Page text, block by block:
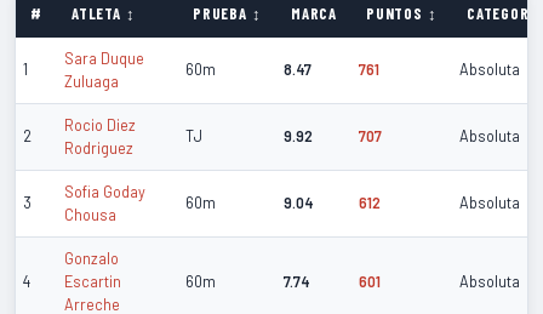
# ATLETA ↕ PRUEBA ↕ MARCA PUNTOS ↕
1
Sara Duque
Zuluaga
60m 8.47 761 Absoluta
2
Rocio Diez
Rodriguez
TJ 9.92 707 Absoluta
3
Sofia Goday
Chousa
60m 9.04 612 Absoluta
4
Gonzalo
Escartin
Arreche
60m 7.74 601 Absoluta